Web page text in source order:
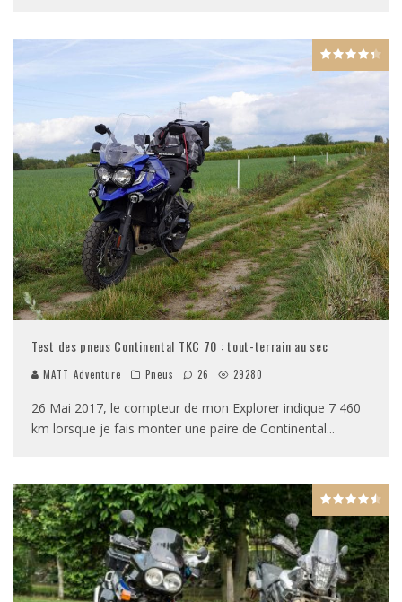
Test des pneus Continental TKC 70 : tout-terrain au sec
MATT Adventure Pneus 26 29280
26 Mai 2017, le compteur de mon Explorer indique 7 460
km lorsque je fais monter une paire de Continental...